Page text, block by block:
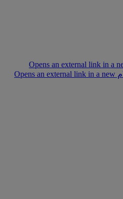
مركز الإعلام Opens an external link in a new